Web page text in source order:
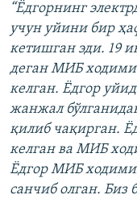
“Ёдгорнинг
учун уйини бир
кетишган эди. 19
деган МИБ
келган. Ёдгор
жанжал
қилиб чақирган.
келган ва МИБ
Ёдгор МИБ
санчиб олган.